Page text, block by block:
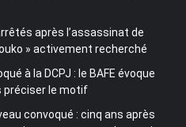
après l’assassinat de
» activement recherché
à la DCPJ : le BAFE évoque
préciser le motif
convoqué : cinq ans après